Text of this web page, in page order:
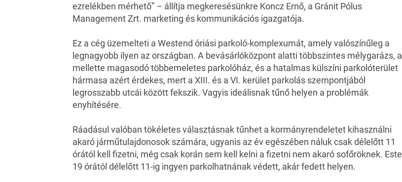
ezrelékben mérhető” – állítja megkeresésünkre Koncz Ernő, a Gránit Pólus
Management Zrt. marketing és kommunikációs igazgatója.
Ez a cég üzemelteti a Westend óriási parkoló-komplexumát, amely valószínűleg a
legnagyobb ilyen az országban. A bevásárlóközpont alatti többszintes mélygarázs, a
mellette magasodó többemeletes parkolóház, és a hatalmas külszíni parkolóterület
hármasa azért érdekes, mert a XIII. és a VI. kerület parkolás szempontjából
legrosszabb utcái között fekszik. Vagyis ideálisnak tűnő helyen a problémák
enyhítésére.
Ráadásul valóban tökéletes választásnak tűnhet a kormányrendeletet kihasználni
akaró járműtulajdonosok számára, ugyanis az év egészében náluk csak délelőtt 11
órától kell fizetni, még csak korán sem kell kelni a fizetni nem akaró sofőröknek. Este
19 órától délelőtt 11-ig ingyen parkolhatnának védett, akár fedett helyen.